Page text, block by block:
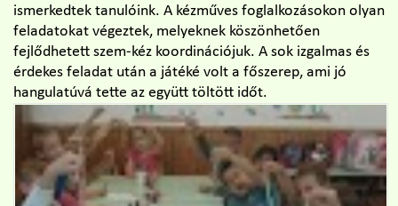
ismerkedtek tanulóink. A kézműves foglalkozásokon olyan
feladatokat végeztek, melyeknek köszönhetően
fejlődhetett szem-kéz koordinációjuk. A sok izgalmas és
érdekes feladat után a játéké volt a főszerep, ami jó
hangulatúvá tette az együtt töltött időt.